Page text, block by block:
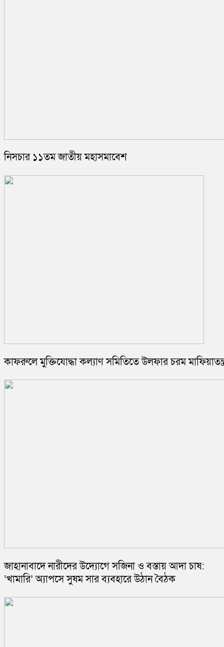
নিসচার ১১তম জাতীয় মহাসমাবেশ
কাফরুলে মুক্তিযোদ্ধা কল্যাণ সমিতিতে উলফার চরম
জাহানাবাদে নারীদের উদ্যোগে সজিনা ও বস্তায় আদা চাষ:
‘খামারি’ অ্যাপসে সুষম সার ব্যবহারে উঠান বৈঠক